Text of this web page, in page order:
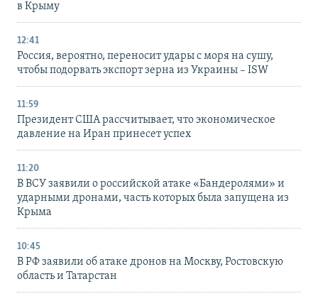
в Крыму
12:41
Россия, вероятно, переносит удары с моря на сушу,
чтобы подорвать экспорт зерна из Украины – ISW
11:59
Президент США рассчитывает, что экономическое
давление на Иран принесет успех
11:20
В ВСУ заявили о российской атаке «Бандеролями» и
ударными дронами, часть которых была запущена из
Крыма
10:45
В РФ заявили об атаке дронов на Москву, Ростовскую
область и Татарстан